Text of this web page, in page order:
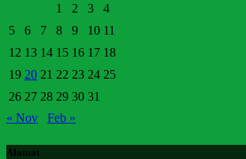
1
2 3
4
5
6 7 8 9 10 11
12 13 14 15 16 17 18
19 20 21 22 23 24 25
26 27 28 29 30 31
« Nov
Feb »
Alamat